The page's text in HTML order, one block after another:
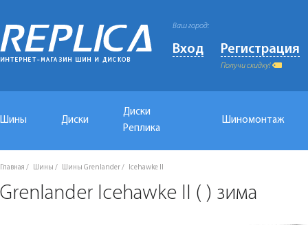
Ваш город:
Вход Регистрация
Получи скидку!
Шины Диски
Диски
Реплика
Шиномонтаж
Главная Шины Шины Grenlander Icehawke II
Grenlander Icehawke II ( ) зима